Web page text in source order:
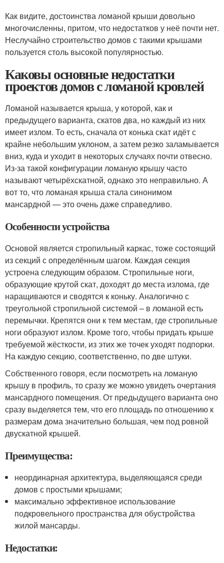
Как видите, достоинства ломаной крыши довольно
многочисленны, притом, что недостатков у неё почти нет.
Неслучайно строительство домов с такими крышами
пользуется столь высокой популярностью.
Каковы основные недостатки
проектов домов с ломаной кровлей
Ломаной называется крыша, у которой, как и
предыдущего варианта, скатов два, но каждый из них
имеет излом. То есть, сначала от конька скат идёт с
крайне небольшим уклоном, а затем резко заламывается
вниз, куда и уходит в некоторых случаях почти отвесно.
Из-за такой конфигурации ломаную крышу часто
называют четырёхскатной, однако это неправильно. А
вот то, что ломаная крыша стала синонимом
мансардной — это очень даже справедливо.
Особенности устройства
Основой является стропильный каркас, тоже состоящий
из секций с определённым шагом. Каждая секция
устроена следующим образом. Стропильные ноги,
образующие крутой скат, доходят до места излома, где
наращиваются и сводятся к коньку. Аналогично с
треугольной стропильной системой – в ломаной есть
перемычки. Крепятся они к тем местам, где стропильные
ноги образуют излом. Кроме того, чтобы придать крыше
требуемой жёсткости, из этих же точек уходят подпорки.
На каждую секцию, соответственно, по две штуки.
Собственного говоря, если посмотреть на ломаную
крышу в профиль, то сразу же можно увидеть очертания
мансардного помещения. От предыдущего варианта оно
сразу выделяется тем, что его площадь по отношению к
размерам дома значительно большая, чем под ровной
двускатной крышей.
Преимущества:
неординарная архитектура, выделяющаяся среди
домов с простыми крышами;
максимально эффективное использование
подкровельного пространства для обустройства
жилой мансарды.
Недостатки: